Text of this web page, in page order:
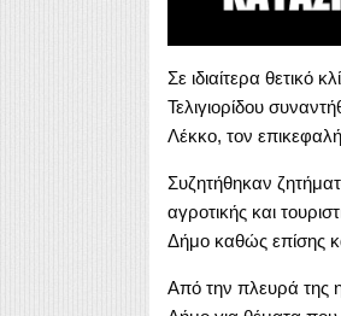
Σε ιδιαίτερα
Τελιγιορίδου
Λέκκο, τον
Συζητήθηκαν
αγροτικής και
Δήμο καθώς επίσης
Από την πλευρά της η